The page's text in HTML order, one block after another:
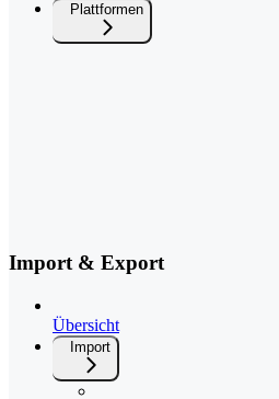
Plattformen
Import & Export
Übersicht
Import